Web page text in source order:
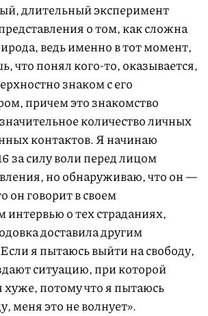
длительный эксперимент
о том, как сложна
ведь именно в тот момент,
что понял кого-то, оказывается,
знаком с его
причем это знакомство
количество личных
контактов. Я начинаю
за силу воли перед лицом
но обнаруживаю, что он —
он говорит в своем
интервью о тех страданиях,
доставила другим
я пытаюсь выйти на свободу,
ситуацию, при которой
хуже, потому что я пытаюсь
меня это не волнует».